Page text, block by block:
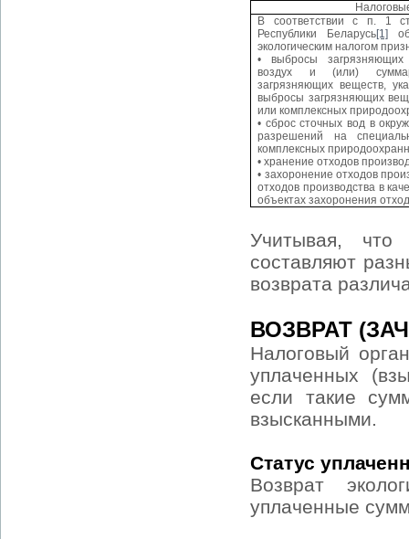
В соответствии с п. 1
Республики Беларусь[1]
экологическим налогом
• выбросы
воздух и (или)
загрязняющих веществ,
выбросы загрязняющих
или комплексных
• сброс сточных вод в
разрешений на
комплексных
• хранение отходов
• захоронение отходов
отходов производства в
объектах захоронения
Учитывая,
составляют
возврата
ВОЗВРАТ
Налоговый
уплаченных
если такие
взысканными.
Статус
Возврат
уплаченные